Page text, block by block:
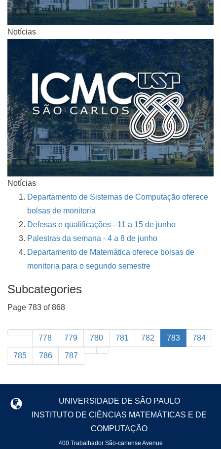
Notícias
Notícias
Departamento de Sistemas de Computação oferece
bolsas de monitoria
Defesas e qualificações - 11 a 15 de junho
Palestras da semana - 4 a 8 de junho
Departamento de Matemática oferece bolsas de
monitoria para o segundo semestre
Subcategories
Page 783 of 868
778 779 780 781 782 783 784
785 786 787
UNIVERSIDADE DE SÃO PAULO
INSTITUTO DE CIÊNCIAS MATEMÁTICAS E DE
COMPUTAÇÃO
400 Trabalhador São-carlense Avenue